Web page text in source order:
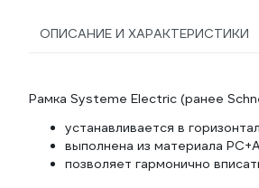
ОПИСАНИЕ И ХАРАКТЕРИСТИКИ
Рамка Systeme Electric (ранее
устанавливается в
выполнена из материала
позволяет гармонично